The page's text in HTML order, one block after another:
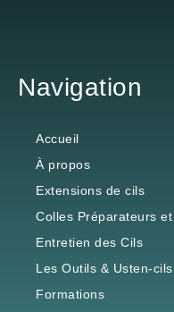
Navigation
Accueil
À propos
Extensions de cils
Colles Préparateurs
Entretien des Cils
Les Outils & Usten-cils
Formations